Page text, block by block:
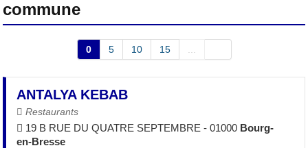
commune
0 5 10 15
ANTALYA KEBAB
Restaurants
19 B RUE DU QUATRE SEPTEMBRE - 01000 Bourg-
en-Bresse